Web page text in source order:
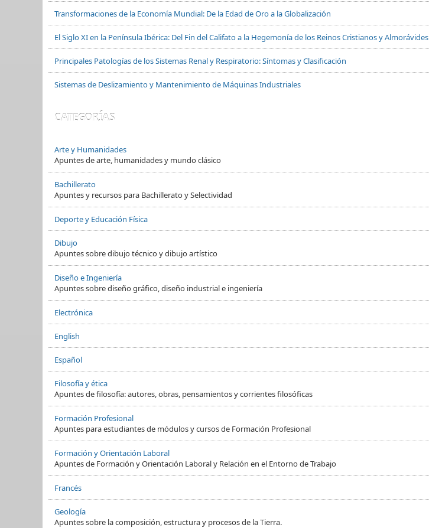
Transformaciones de la Economía Mundial: De la Edad de Oro a la Globalización
El Siglo XI en la Península Ibérica: Del Fin del Califato a la Hegemonía de los Reinos Cristianos y Almorávides
Principales Patologías de los Sistemas Renal y Respiratorio: Síntomas y Clasificación
Sistemas de Deslizamiento y Mantenimiento de Máquinas Industriales
CATEGORÍAS
Arte y Humanidades
Apuntes de arte, humanidades y mundo clásico
Bachillerato
Apuntes y recursos para Bachillerato y Selectividad
Deporte y Educación Física
Dibujo
Apuntes sobre dibujo técnico y dibujo artístico
Diseño e Ingeniería
Apuntes sobre diseño gráfico, diseño industrial e ingeniería
Electrónica
English
Español
Filosofía y ética
Apuntes de filosofía: autores, obras, pensamientos y corrientes filosóficas
Formación Profesional
Apuntes para estudiantes de módulos y cursos de Formación Profesional
Formación y Orientación Laboral
Apuntes de Formación y Orientación Laboral y Relación en el Entorno de Trabajo
Francés
Geología
Apuntes sobre la composición, estructura y procesos de la Tierra.